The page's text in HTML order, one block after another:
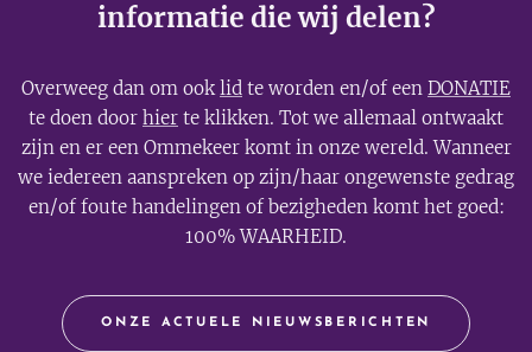
informatie die wij delen?
Overweeg dan om ooklid te worden en/of een DONATIE
te doen door hier te klikken. Tot we allemaal ontwaakt
zijn en er een Ommekeer komt in onze wereld. Wanneer
we iedereen aanspreken op zijn/haar ongewenste gedrag
en/of foute handelingen of bezigheden komt het goed:
100% WAARHEID.
ONZE ACTUELE NIEUWSBERICHTEN